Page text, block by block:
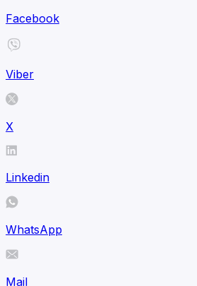
Facebook
Viber
X
Linkedin
WhatsApp
Mail